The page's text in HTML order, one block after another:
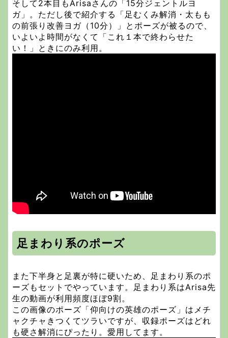
そして2本目もArisaさんの「15分ジェントルヨ
ガ」。ただし後で紹介する「足むくみ解消・太もも
の前張り改善ヨガ（10分）」とポーズが被るので、
いよいよ時間がなくて「これ１本で終わらせた
い！」ときにのみ利用。
足まわり系のポーズ
また下半身と足裏が特に硬いため、足まわり系のポ
ーズもセットでやっています。足まわり系はArisa先
生の動画が利用頻度ほぼ9割。
この画像のポーズ「仰向けの英雄のポーズ」はメチ
ャクチャきつくてツラいですが、収録ポーズはどれ
も硬さ解消にぴったり。愛用してます。